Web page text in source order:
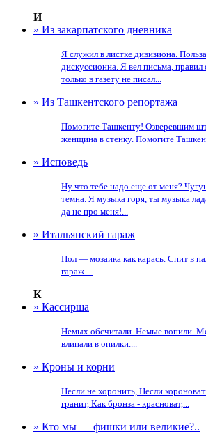
И
» Из закарпатского дневника
Я служил в листке дивизиона.
дискуссионна. Я вел письма, правил
только в газету не писал...
» Из Ташкентского репортажа
Помогите Ташкенту! Озверевшим
женщина в стенку. Помогите
» Исповедь
Ну что тебе надо еще от меня?
темна. Я музыка горя, ты музыка
да не про меня!...
» Итальянский гараж
Пол — мозаика как карась. Спит в
гараж....
К
» Кассирша
Немых обсчитали. Немые вопили.
влипали в опилки....
» Кроны и корни
Несли не хоронить, Несли
гранит, Как бронза - красноват,...
» Кто мы — фишки или великие?..